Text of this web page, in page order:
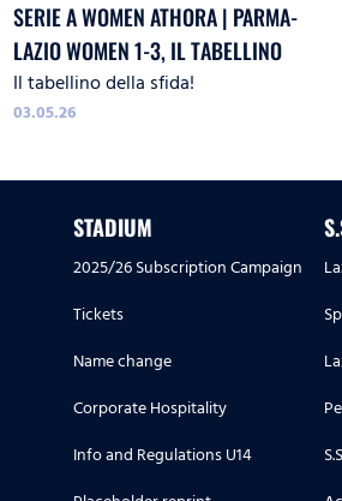
SERIE A WOMEN ATHORA | PARMA-
LAZIO WOMEN 1-3, IL TABELLINO
Il tabellino della sfida!
03.05.26
STADIUM
2025/26 Subscription Campaign
Tickets
Name change
Corporate Hospitality
Info and Regulations U14